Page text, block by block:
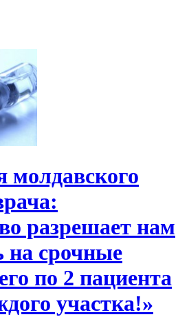
молдавского
разрешает нам
на срочные
по 2 пациента
участка!»